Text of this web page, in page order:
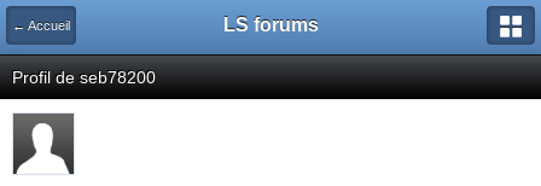
← Accueil LS forums
Profil de seb78200